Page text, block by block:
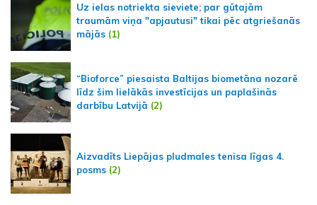
Uz ielas notriekta sieviete; par gūtajām
traumām viņa "apjautusi" tikai pēc atgriešanās
mājās (1)
“Bioforce” piesaista Baltijas biometāna nozarē
līdz šim lielākās investīcijas un paplašinās
darbību Latvijā (2)
Aizvadīts Liepājas pludmales tenisa līgas 4.
posms (2)